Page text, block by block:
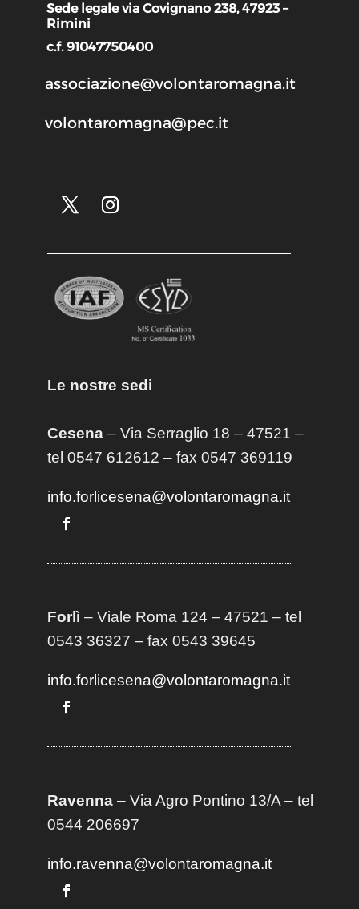
Sede legale via Covignano 238, 47923 –
Rimini
c.f. 91047750400
associazione@volontaromagna.it
volontaromagna@pec.it
Le nostre sedi
Cesena– Via Serraglio 18 – 47521 –
tel 0547 612612 – fax 0547 369119
info.forlicesena@volontaromagna.it
Forlì – Viale Roma 124 – 47521 – tel
0543 36327 – fax 0543 39645
info.forlicesena@volontaromagna.it
Ravenna– Via Agro Pontino 13/A– tel
0544 206697
info.ravenna@volontaromagna.it